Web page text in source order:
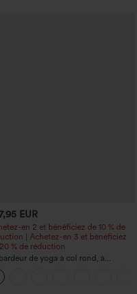
EUR
en 2 et bénéficiez de 10 % de
| Achetez-en 3 et bénéficiez
% de réduction
de yoga à col rond, à
effet rafraîchissant - UPF50+